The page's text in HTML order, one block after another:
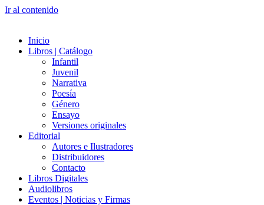
Ir al contenido
Inicio
Libros | Catálogo
Infantil
Juvenil
Narrativa
Poesía
Género
Ensayo
Versiones originales
Editorial
Autores e Ilustradores
Distribuidores
Contacto
Libros Digitales
Audiolibros
Eventos | Noticias y Firmas